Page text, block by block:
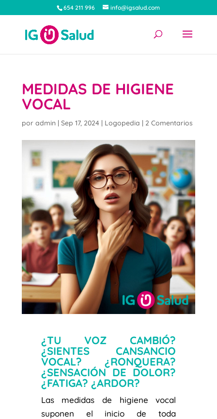
654 211 996 info@igsalud.com
MEDIDAS DE HIGIENE
VOCAL
por admin | Sep 17, 2024| Logopedia | 2 Comentarios
¿TU VOZ CAMBIÓ?
¿SIENTES CANSANCIO
VOCAL? ¿RONQUERA?
¿SENSACIÓN DE DOLOR?
¿FATIGA? ¿ARDOR?
Las medidas de higiene vocal
suponen el inicio de toda